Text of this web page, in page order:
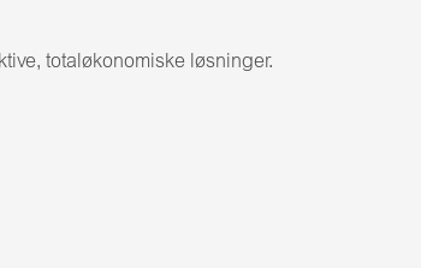
totaløkonomiske løsninger.